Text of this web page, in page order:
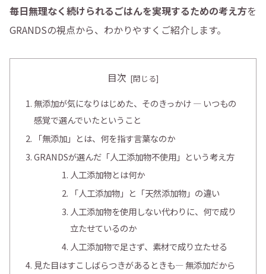
毎日無理なく続けられるごはんを実現するための考え方を
GRANDSの視点から、わかりやすくご紹介します。
目次
無添加が気になりはじめた、そのきっかけ ― いつもの
感覚で選んでいたということ
「無添加」とは、何を指す言葉なのか
GRANDSが選んだ「人工添加物不使用」という考え方
人工添加物とは何か
「人工添加物」と「天然添加物」の違い
人工添加物を使用しない代わりに、何で成り
立たせているのか
人工添加物で足さず、素材で成り立たせる
見た目はすこしばらつきがあるときも― 無添加だから